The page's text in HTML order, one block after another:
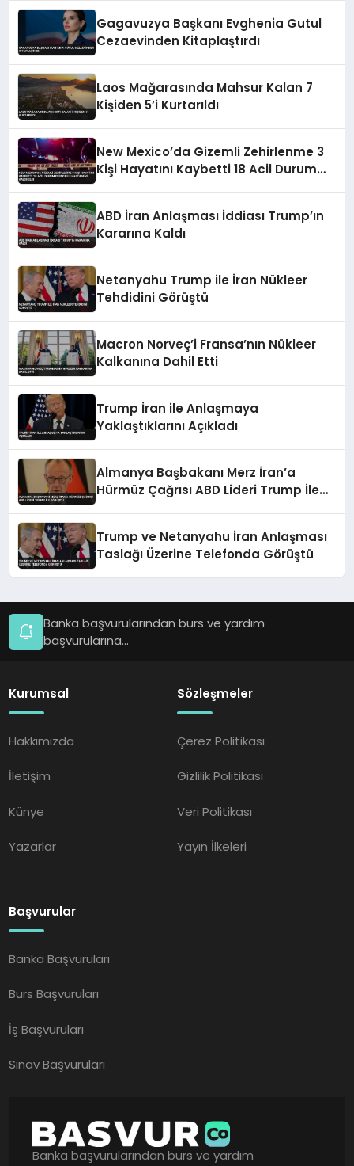
Gagavuzya Başkanı Evghenia Gutul
Cezaevinden Kitaplaştırdı
Laos Mağarasında Mahsur Kalan 7
Kişiden 5’i Kurtarıldı
New Mexico’da Gizemli Zehirlenme 3
Kişi Hayatını Kaybetti 18 Acil Durum
ABD İran Anlaşması İddiası Trump’ın
Kararına Kaldı
Netanyahu Trump ile İran Nükleer
Tehdidini Görüştü
Macron Norveç’i Fransa’nın Nükleer
Kalkanına Dahil Etti
Trump İran ile Anlaşmaya
Yaklaştıklarını Açıkladı
Almanya Başbakanı Merz İran’a
Hürmüz Çağrısı ABD Lideri Trump İle
Trump ve Netanyahu İran Anlaşması
Taslağı Üzerine Telefonda Görüştü
Banka başvurularından burs ve yardım
başvurularına...
Kurumsal
Hakkımızda
İletişim
Künye
Yazarlar
Sözleşmeler
Çerez Politikası
Gizlilik Politikası
Veri Politikası
Yayın İlkeleri
Başvurular
Banka Başvuruları
Burs Başvuruları
İş Başvuruları
Sınav Başvuruları
Banka başvurularından burs ve yardım